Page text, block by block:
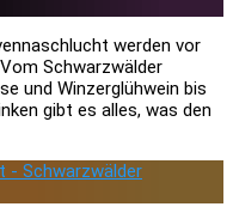
werden vor
Schwarzwälder
und Winzerglühwein bis
gibt es alles, was den